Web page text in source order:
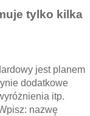
tylko kilka
jest planem
dodatkowe
itp.
nazwę